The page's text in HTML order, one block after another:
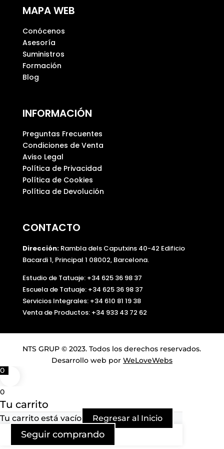
o
a
c
í
o
.
MAPA WEB
Conócenos
Asesoría
Suministros
Formación
Blog
INFORMACIÓN
Preguntas Frecuentes
Condiciones de Venta
Aviso Legal
Política de Privacidad
Política de Cookies
Política de Devolución
CONTACTO
Dirección:Rambla dels Caputxins 40-42 Edificio
Bacardi 1, Principal 1 08002, Barcelona.
Estudio de Tatuaje: +34 625 36 98 37
Escuela de Tatuaje: +34 625 36 98 37
Servicios Integrales: +34 610 81 19 38
Venta de Productos: +34 933 43 72 62
NTS GRUP © 2023. Todos los derechos reservados.
Desarrollo web por WeLoveWebs
0
0
Tu carrito
Tu carrito está vacío Regresar al Inicio
Seguir comprando